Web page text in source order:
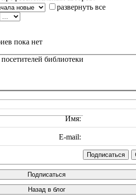
развернуть все
пока нет
библиотеки
Имя:
E-mail:
Подписаться
Назад в блог